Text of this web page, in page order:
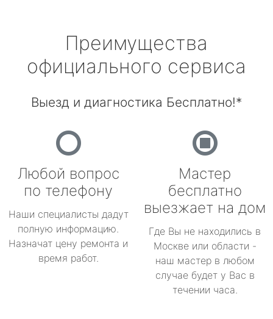
Преимущества
официального сервиса
Выезд и диагностика Бесплатно!*
Любой вопрос
по телефону
Наши специалисты дадут
полную информацию.
Назначат цену ремонта и
время работ.
Мастер
бесплатно
выезжает на дом
Где Вы не находились в
Москве или области -
наш мастер в любом
случае будет у Вас в
течении часа.